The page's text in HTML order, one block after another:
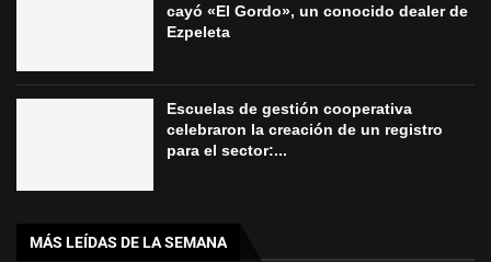
cayó «El Gordo», un conocido dealer de
Ezpeleta
Escuelas de gestión cooperativa
celebraron la creación de un registro
para el sector:...
MÁS LEÍDAS DE LA SEMANA